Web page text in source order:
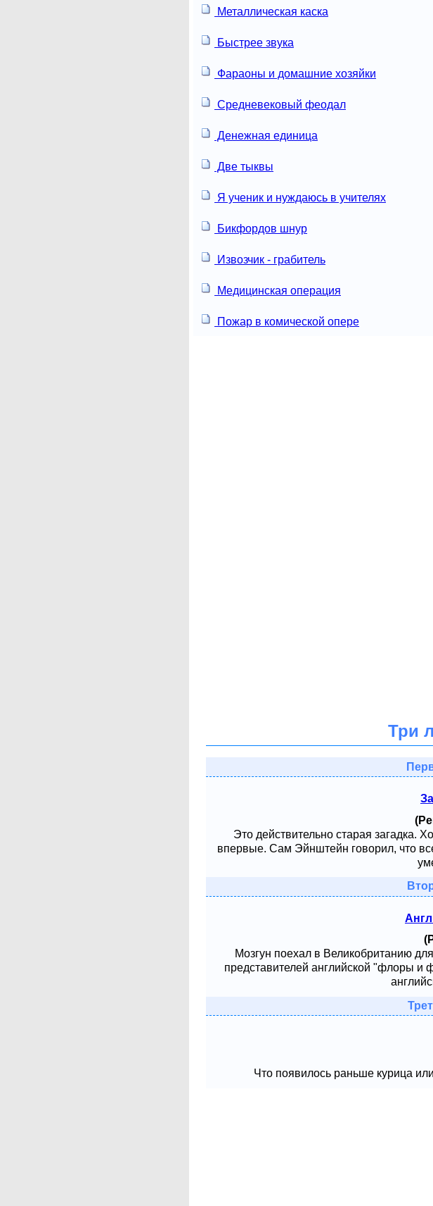
Металлическая каска
Быстрее звука
Фараоны и домашние хозяйки
Средневековый феодал
Денежная единица
Две тыквы
Я ученик и нуждаюсь в учителях
Бикфордов шнур
Извозчик - грабитель
Медицинская операция
Пожар в комической опере
Три
Это действительно старая загадка.
впервые. Сам Эйнштейн говорил, что
Мозгун поехал в Великобританию
представителей английской "флоры и
Что появилось раньше курица